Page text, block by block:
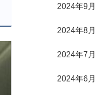
2024年9月
2024年8月
2024年7月
2024年6月